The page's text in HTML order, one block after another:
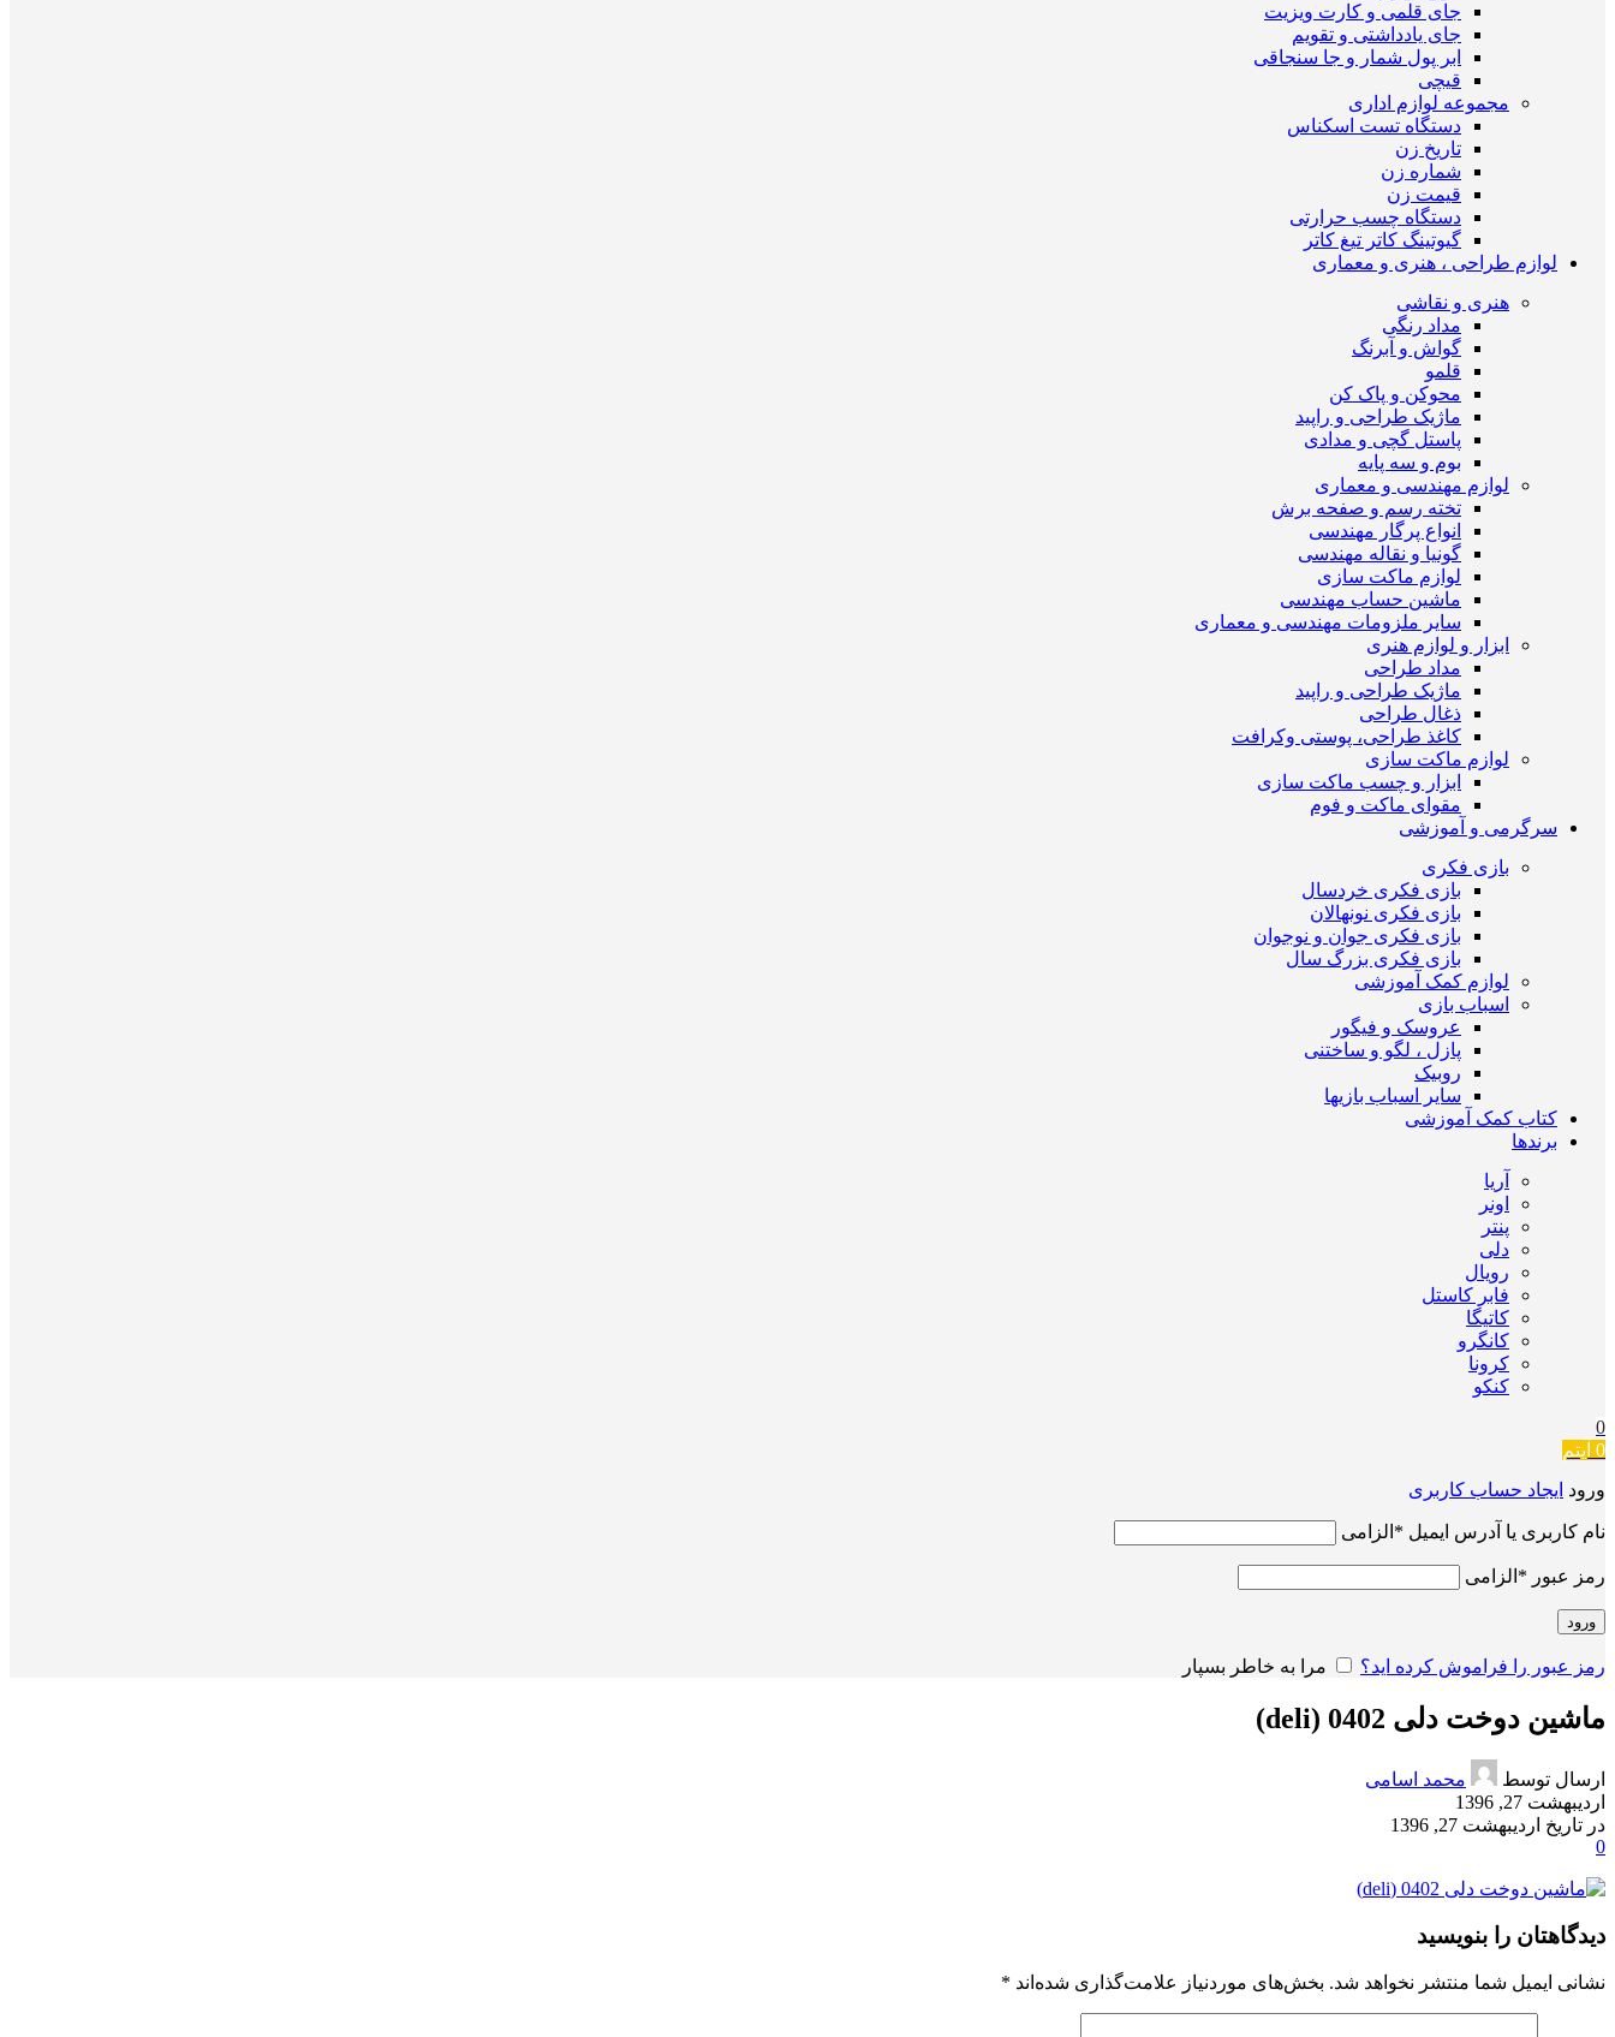
جای قلمی و کارت ویزیت
جای یادداشتی و تقویم
ابر پول شمار و جا سنجاقی
قیچی
مجموعه لوازم اداری
دستگاه تست اسکناس
تاریخ زن
شماره زن
قیمت زن
دستگاه چسب حرارتی
گیوتینگ کاتر تیغ کاتر
لوازم طراحی ، هنری و معماری
هنری و نقاشی
مداد رنگی
گواش و آبرنگ
قلمو
محوکن و پاک کن
ماژیک طراحی و راپید
پاستل گچی و مدادی
بوم و سه پایه
لوازم مهندسی و معماری
تخته رسم و صفحه برش
انواع پرگار مهندسی
گونیا و نقاله مهندسی
لوازم ماکت سازی
ماشین حساب مهندسی
سایر ملزومات مهندسی و معماری
ابزار و لوازم هنری
مداد طراحی
ماژیک طراحی و راپید
ذغال طراحی
کاغذ طراحی، پوستی وکرافت
لوازم ماکت سازی
ابزار و چسب ماکت سازی
مقوای ماکت و فوم
سرگرمی و آموزشی
بازی فکری
بازی فکری خردسال
بازی فکری نونهالان
بازی فکری جوان و نوجوان
بازی فکری بزرگ سال
لوازم کمک آموزشی
اسباب بازی
عروسک و فیگور
پازل ، لگو و ساختنی
روبیک
سایر اسباب بازیها
کتاب کمک آموزشی
برندها
آریا
اونر
پنتر
دلی
رویال
فابر کاستل
کاتیگا
کانگرو
کرونا
کنکو
0
0 آیتم
ورود ایجاد حساب کاربری
نام کاربری یا آدرس ایمیل * الزامی
رمز عبور * الزامی
ورود
رمز عبور را فراموش کرده اید؟ مرا به خاطر بسپار
ماشین دوخت دلی 0402 (deli)
ارسال توسط
محمد اسامی
اردیبهشت 27, 1396
در تاریخ اردیبهشت 27, 1396
0
دیدگاهتان را بنویسید
نشانی ایمیل شما منتشر نخواهد شد. بخش‌های موردنیاز علامت‌گذاری شده‌اند *